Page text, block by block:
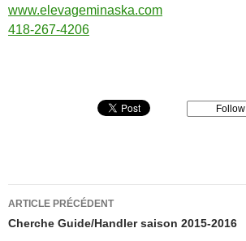
www.elevageminaska.com
418-267-4206
Follow
Navigation
des
ARTICLE PRÉCÉDENT
Cherche Guide/Handler saison 2015-2016